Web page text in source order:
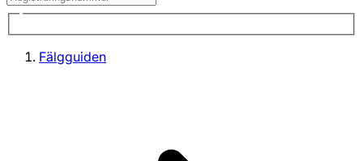
Fälgguiden